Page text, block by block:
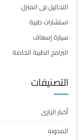
التحاليل فى المنزل
استشارات طبية
سيارة إسعاف
البرامج الطبية الخاصة
التصنيفات
أخبار الرازى
المدونه